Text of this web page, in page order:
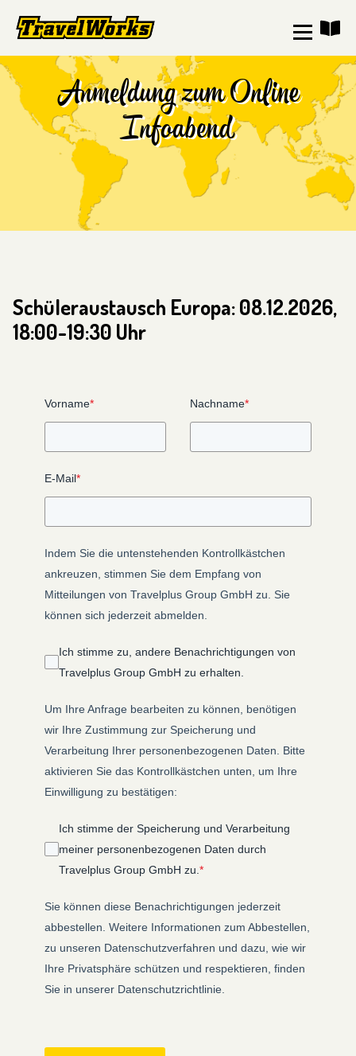
Anmeldung zum Online
Infoabend
Schüleraustausch Europa: 08.12.2026,
18:00-19:30 Uhr
Vorname* Nachname*
E-Mail*
Indem Sie die untenstehenden Kontrollkästchen
ankreuzen, stimmen Sie dem Empfang von
Mitteilungen von Travelplus Group GmbH zu. Sie
können sich jederzeit abmelden.
Ich stimme zu, andere Benachrichtigungen von
Travelplus Group GmbH zu erhalten.
Um Ihre Anfrage bearbeiten zu können, benötigen
wir Ihre Zustimmung zur Speicherung und
Verarbeitung Ihrer personenbezogenen Daten. Bitte
aktivieren Sie das Kontrollkästchen unten, um Ihre
Einwilligung zu bestätigen:
Ich stimme der Speicherung und Verarbeitung
meiner personenbezogenen Daten durch
Travelplus Group GmbH zu.*
Sie können diese Benachrichtigungen jederzeit
abbestellen. Weitere Informationen zum Abbestellen,
zu unseren Datenschutzverfahren und dazu, wie wir
Ihre Privatsphäre schützen und respektieren, finden
Sie in unserer Datenschutzrichtlinie.